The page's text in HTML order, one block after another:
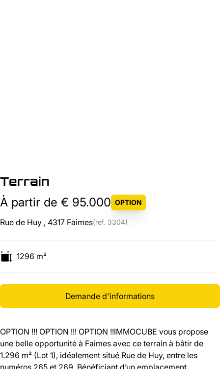
Terrain
À partir de € 95.000 OPTION
Rue de Huy , 4317 Faimes(ref. 3304)
1296 m²
Demande d'informations
OPTION !!! OPTION !!! OPTION !!IMMOCUBE vous propose
une belle opportunité à Faimes avec ce terrain à bâtir de
1.296 m² (Lot 1), idéalement situé Rue de Huy, entre les